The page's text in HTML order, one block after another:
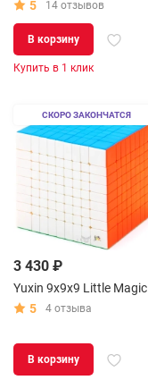
5 14 отзывов
В корзину
Купить в 1 клик
СКОРО ЗАКОНЧАТСЯ
3 430 ₽
Yuxin 9x9x9 Little Magic
5
4 отзыва
В корзину